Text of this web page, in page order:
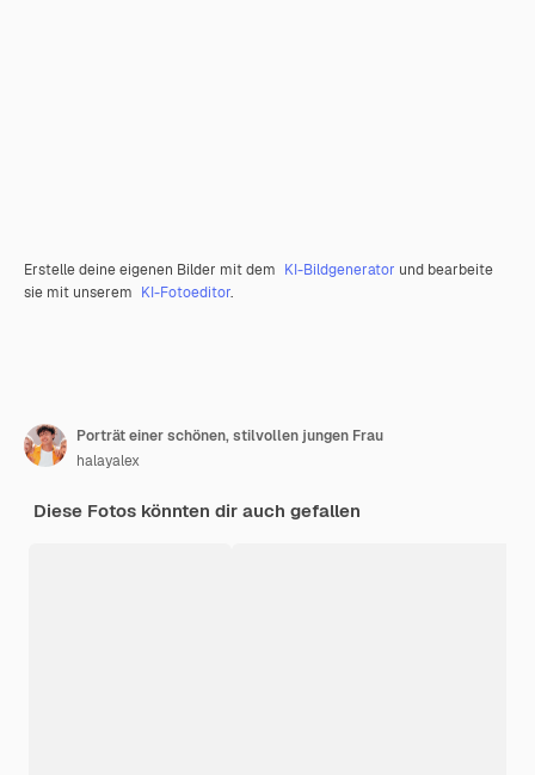
Erstelle deine eigenen Bilder mit dem KI-Bildgenerator und bearbeite
sie mit unserem KI-Fotoeditor.
Porträt einer schönen, stilvollen jungen Frau
halayalex
Diese Fotos könnten dir auch gefallen